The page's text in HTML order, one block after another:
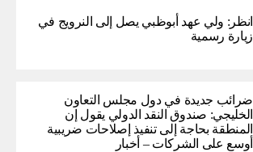
انظر: ولي عهد أبوظبي يصل إلى النرويج في
زيارة رسمية
ضرائب جديدة في دول مجلس التعاون
الخليجي: صندوق النقد الدولي يقول إن
المنطقة بحاجة إلى تنفيذ إصلاحات ضريبية
أوسع على الشركات – أخبار